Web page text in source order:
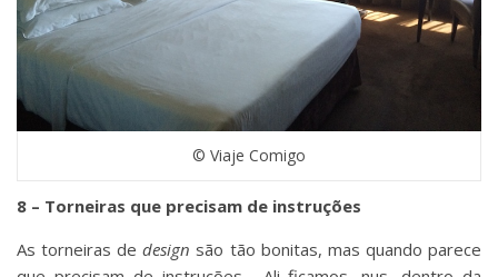
© Viaje Comigo
8 – Torneiras que precisam de instruções
As torneiras dedesign são tão bonitas, mas quando parece